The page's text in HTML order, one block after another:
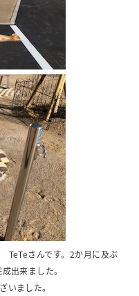
TeTeさんです。2か月に及ぶ
出来ました。
いました。